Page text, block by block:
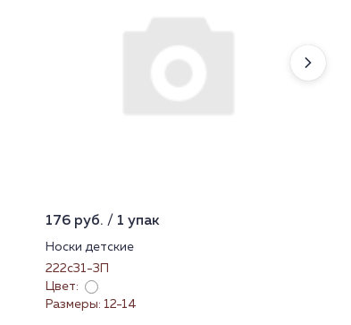
176 руб. / 1 упак
Носки детские
222с31-3П
Цвет:
Размеры: 12-14